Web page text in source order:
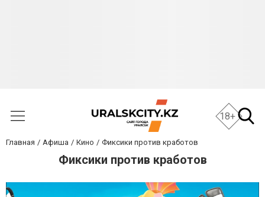
18+
Главная Афиша Кино Фиксики против кработов
Фиксики против кработов